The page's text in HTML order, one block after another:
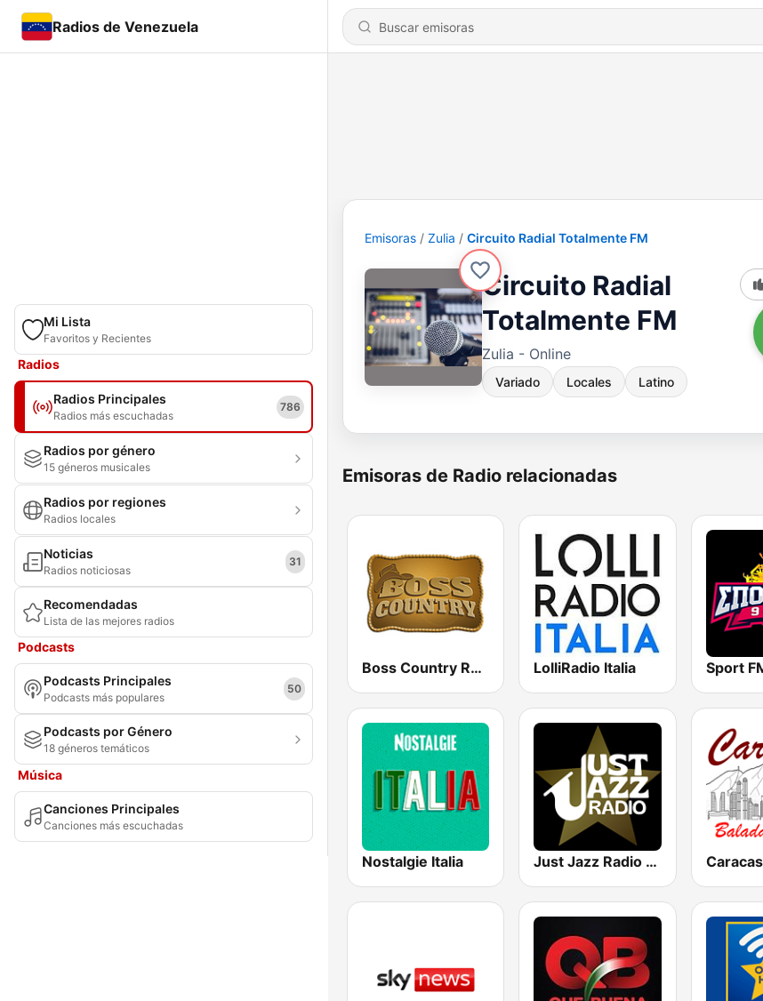
Radios de Venezuela
Mi Lista
Favoritos y Recientes
Radios
Radios Principales
Radios más escuchadas
786
Radios por género
15 géneros musicales
Radios por regiones
Radios locales
Noticias
Radios noticiosas
31
Recomendadas
Lista de las mejores radios
Podcasts
Podcasts Principales
Podcasts más populares
50
Podcasts por Género
18 géneros temáticos
Música
Canciones Principales
Canciones más escuchadas
Emisoras Zulia Circuito Radial Totalmente FM
Circuito Radial
Totalmente FM
Zulia - Online
Variado Locales Latino
Emisoras de Radio relacionadas
Boss Country Radio LolliRadio Italia Sport
Nostalgie Italia Just Jazz Radio - Smooth Jazz